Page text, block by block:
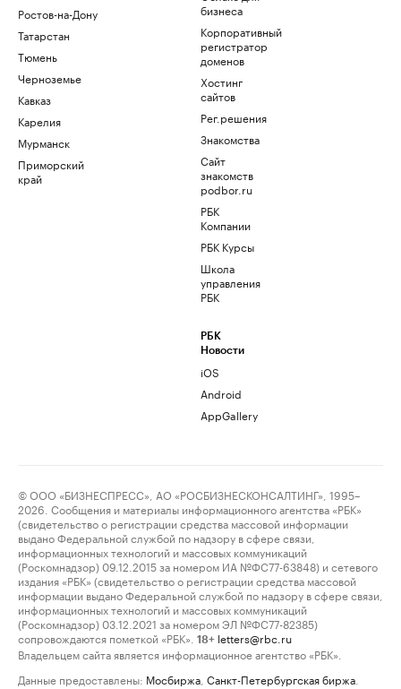
Ростов-на-Дону
Татарстан
Тюмень
Черноземье
Кавказ
Карелия
Мурманск
Приморский
край
бизнеса
Корпоративный
регистратор
доменов
Хостинг
сайтов
Рег.решения
Знакомства
Сайт
знакомств
podbor.ru
РБК
Компании
РБК Курсы
Школа
управления
РБК
РБК
Новости
iOS
Android
AppGallery
© ООО «БИЗНЕСПРЕСС», АО «РОСБИЗНЕСКОНСАЛТИНГ», 1995–
2026. Сообщения и материалы информационного агентства «РБК»
(свидетельство о регистрации средства массовой информации
выдано Федеральной службой по надзору в сфере связи,
информационных технологий и массовых коммуникаций
(Роскомнадзор) 09.12.2015 за номером ИА №ФС77-63848) и сетевого
издания «РБК» (свидетельство о регистрации средства массовой
информации выдано Федеральной службой по надзору в сфере связи,
информационных технологий и массовых коммуникаций
(Роскомнадзор) 03.12.2021 за номером ЭЛ №ФС77-82385)
сопровождаются пометкой «РБК».
18+ letters@rbc.ru
Владельцем сайта является информационное агентство «РБК».
Данные предоставлены: Мосбиржа Санкт-Петербургская биржа